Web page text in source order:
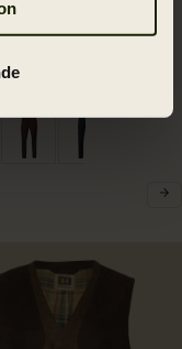
Härkila